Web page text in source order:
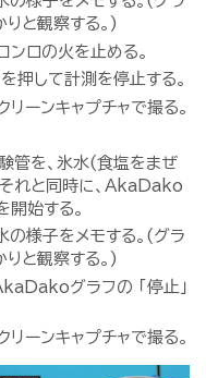
と観察する。)
ンロの火を止める。
押して計測を停止する。
ーンキャプチャで撮る。
管を、氷水(食塩をまぜ
れと同時に、AkaDako
開始する。
の様子をメモする。(グラ
と観察する。)
グラフの 「停止」
ーンキャプチャで撮る。